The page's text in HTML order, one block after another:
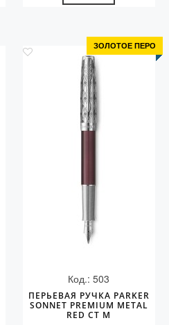
ЗОЛОТОЕ ПЕРО
Код.: 503
ПЕРЬЕВАЯ РУЧКА PARKER
SONNET PREMIUM METAL
RED CT M